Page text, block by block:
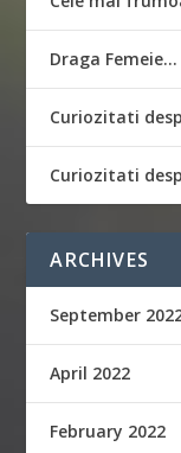
Draga Femeie…
Curiozitati
Curiozitati
ARCHIVES
September
April 2022
February 2022